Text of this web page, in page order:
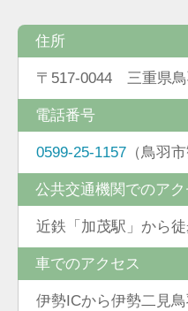
住所
〒517-0044 三重県
電話番号
0599-25-1157 （鳥羽
公共交通機関でのアク
近鉄「加茂駅」から
車でのアクセス
伊勢ICから伊勢二見